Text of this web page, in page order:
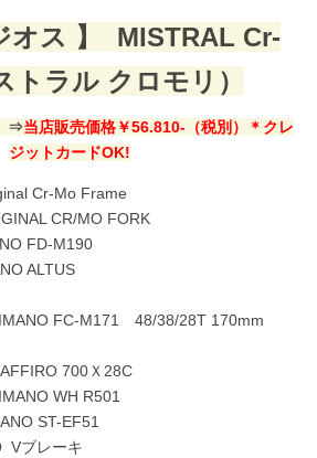
オス 】
MISTRAL Cr-
トラル クロモリ）
⇒当店販売価格￥56.810-（税別）＊クレ
ジットカードOK!
Cr-Mo Frame
CR/MO FORK
FD-M190
ALTUS
FC-M171 48/38/28T 170mm
700Ｘ28C
WH R501
ST-EF51
Vブレーキ